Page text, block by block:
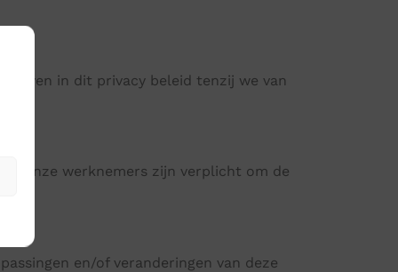
in dit privacy beleid tenzij we van
Onze werknemers zijn verplicht om de
en/of veranderingen van deze